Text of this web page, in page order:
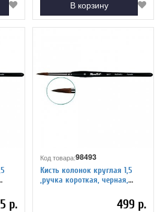
В корзину
р.
Код товара:98493
Кисть колонок круглая 1,5
,ручка короткая, черная,
499 р.